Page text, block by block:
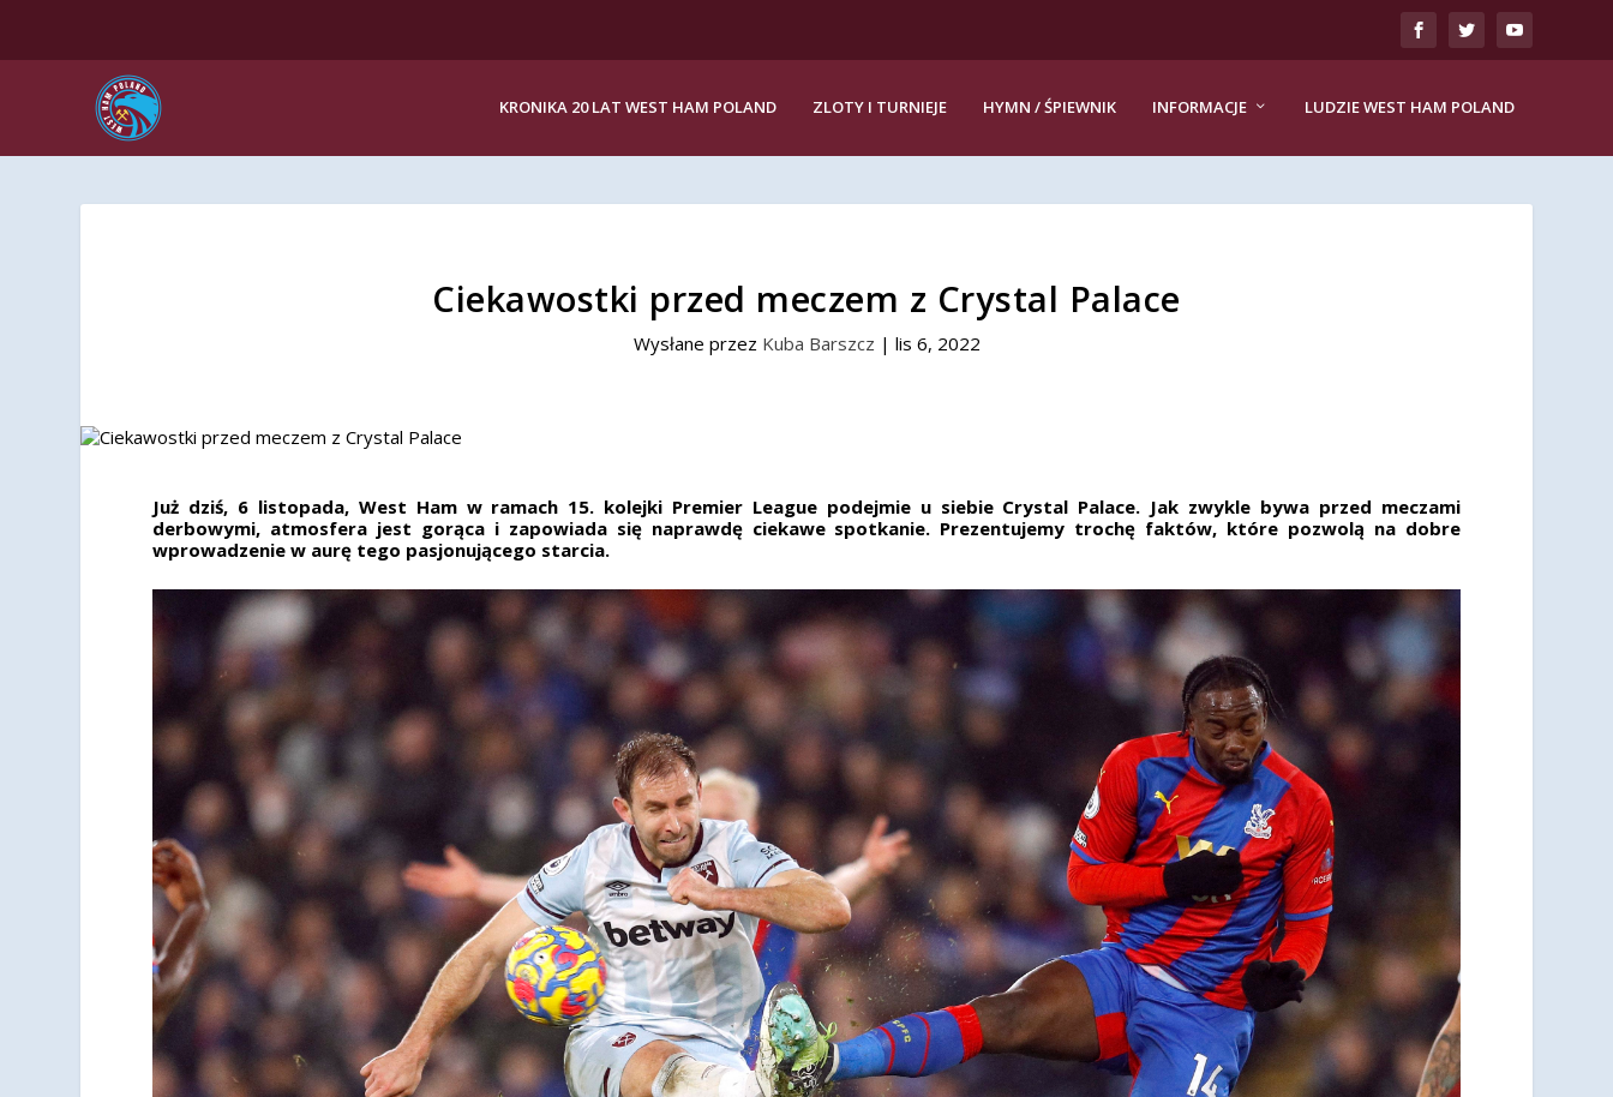
KRONIKA 20 LAT WEST HAM POLAND ZLOTY I TURNIEJE HYMN / ŚPIEWNIK INFORMACJE LUDZIE WEST HAM POLAND
Ciekawostki przed meczem z Crystal Palace
Wysłane przez Kuba Barszcz | lis 6, 2022
Już dziś, 6 listopada, West Ham w ramach 15. kolejki Premier League podejmie u siebie Crystal Palace. Jak zwykle bywa przed meczami
derbowymi, atmosfera jest gorąca i zapowiada się naprawdę ciekawe spotkanie. Prezentujemy trochę faktów, które pozwolą na dobre
wprowadzenie w aurę tego pasjonującego starcia.